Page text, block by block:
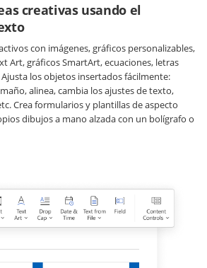
creativas usando el
con imágenes, gráficos personalizables,
Art, gráficos SmartArt, ecuaciones, letras
los objetos insertados fácilmente:
alinea, cambia los ajustes de texto,
Crea formularios y plantillas de aspecto
dibujos a mano alzada con un bolígrafo o